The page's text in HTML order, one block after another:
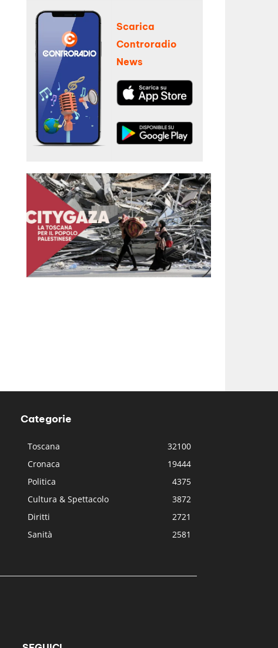
Scarica
Controradio
News
Categorie
Toscana
32100
Cronaca
19444
Politica
4375
Cultura & Spettacolo
3872
Diritti
2721
Sanità
2581